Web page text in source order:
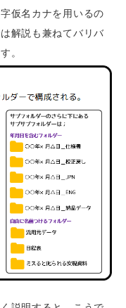
仮名カナを用いるの
解説も兼ねてバリバ
。